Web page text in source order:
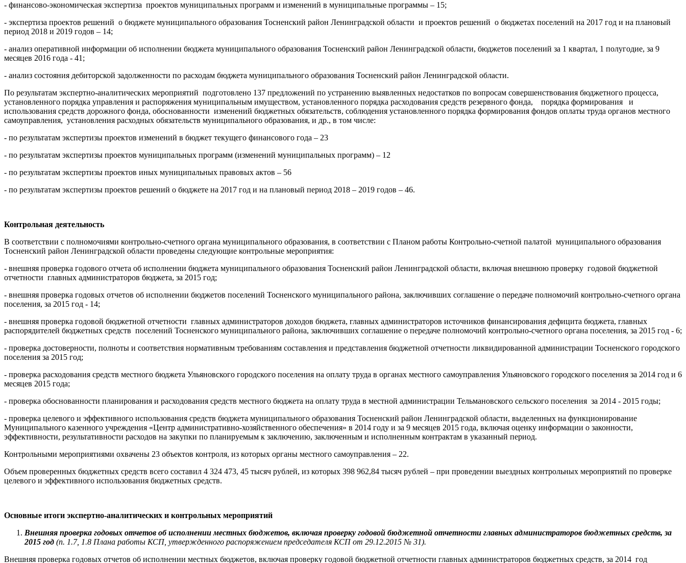
- финансово-экономическая экспертиза проектов муниципальных программ и изменений в муниципальные программы – 15;
- экспертиза проектов решений о бюджете муниципального образования Тосненский район Ленинградской области и проектов решений о бюджетах поселений на 2017 год и на плановый
период 2018 и 2019 годов – 14;
- анализ оперативной информации об исполнении бюджета муниципального образования Тосненский район Ленинградской области, бюджетов поселений за 1 квартал, 1 полугодие, за 9
месяцев 2016 года - 41;
- анализ состояния дебиторской задолженности по расходам бюджета муниципального образования Тосненский район Ленинградской области.
По результатам экспертно-аналитических мероприятий подготовлено 137 предложений по устранению выявленных недостатков по вопросам совершенствования бюджетного процесса,
установленного порядка управления и распоряжения муниципальным имуществом, установленного порядка расходования средств резервного фонда, порядка формирования и
использования средств дорожного фонда, обоснованности изменений бюджетных обязательств, соблюдения установленного порядка формирования фондов оплаты труда органов местного
самоуправления, установления расходных обязательств муниципального образования, и др., в том числе:
- по результатам экспертизы проектов изменений в бюджет текущего финансового года – 23
- по результатам экспертизы проектов муниципальных программ (изменений муниципальных программ) – 12
- по результатам экспертизы проектов иных муниципальных правовых актов – 56
- по результатам экспертизы проектов решений о бюджете на 2017 год и на плановый период 2018 – 2019 годов – 46.
Контрольная деятельность
В соответствии с полномочиями контрольно-счетного органа муниципального образования, в соответствии с Планом работы Контрольно-счетной палатой муниципального образования
Тосненский район Ленинградской области проведены следующие контрольные мероприятия:
- внешняя проверка годового отчета об исполнении бюджета муниципального образования Тосненский район Ленинградской области, включая внешнюю проверку годовой бюджетной
отчетности главных администраторов бюджета, за 2015 год;
- внешняя проверка годовых отчетов об исполнении бюджетов поселений Тосненского муниципального района, заключивших соглашение о передаче полномочий контрольно-счетного органа
поселения, за 2015 год - 14;
- внешняя проверка годовой бюджетной отчетности главных администраторов доходов бюджета, главных администраторов источников финансирования дефицита бюджета, главных
распорядителей бюджетных средств поселений Тосненского муниципального района, заключивших соглашение о передаче полномочий контрольно-счетного органа поселения, за 2015 год - 6;
- проверка достоверности, полноты и соответствия нормативным требованиям составления и представления бюджетной отчетности ликвидированной администрации Тосненского городского
поселения за 2015 год;
- проверка расходования средств местного бюджета Ульяновского городского поселения на оплату труда в органах местного самоуправления Ульяновского городского поселения за 2014 год и 6
месяцев 2015 года;
- проверка обоснованности планирования и расходования средств местного бюджета на оплату труда в местной администрации Тельмановского сельского поселения за 2014 - 2015 годы;
- проверка целевого и эффективного использования средств бюджета муниципального образования Тосненский район Ленинградской области, выделенных на функционирование
Муниципального казенного учреждения «Центр административно-хозяйственного обеспечения» в 2014 году и за 9 месяцев 2015 года, включая оценку информации о законности,
эффективности, результативности расходов на закупки по планируемым к заключению, заключенным и исполненным контрактам в указанный период.
Контрольными мероприятиями охвачены 23 объектов контроля, из которых органы местного самоуправления – 22.
Объем проверенных бюджетных средств всего составил 4 324 473, 45 тысяч рублей, из которых 398 962,84 тысяч рублей – при проведении выездных контрольных мероприятий по проверке
целевого и эффективного использования бюджетных средств.
Основные итоги экспертно-аналитических и контрольных мероприятий
Внешняя проверка годовых отчетов об исполнении местных бюджетов, включая проверку годовой бюджетной отчетности главных администраторов бюджетных средств, за
2015 год (п. 1.7, 1.8 Плана работы КСП, утвержденного распоряжением председателя КСП от 29.12.2015 № 31).
Внешняя проверка годовых отчетов об исполнении местных бюджетов, включая проверку годовой бюджетной отчетности главных администраторов бюджетных средств, за 2014 год